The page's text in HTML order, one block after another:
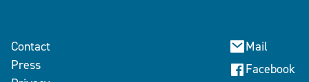
Contact
Press
Mail
Facebook